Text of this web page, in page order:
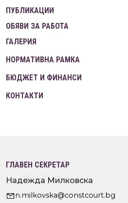
ПУБЛИКАЦИИ
ОБЯВИ ЗА РАБОТА
ГАЛЕРИЯ
НОРМАТИВНА РАМКА
БЮДЖЕТ И ФИНАНСИ
КОНТАКТИ
ГЛАВЕН СЕКРЕТАР
Надежда Милковска
n.milkovska@constcourt.bg